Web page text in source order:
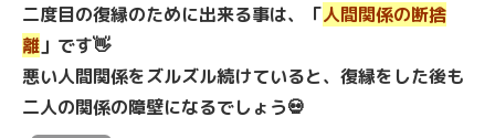
二度目の復縁のために出来る事は、「人間関係の断捨
離 」です👋
悪い人間関係をズルズル続けていると、復縁をした後も
二人の関係の障壁になるでしょう💀